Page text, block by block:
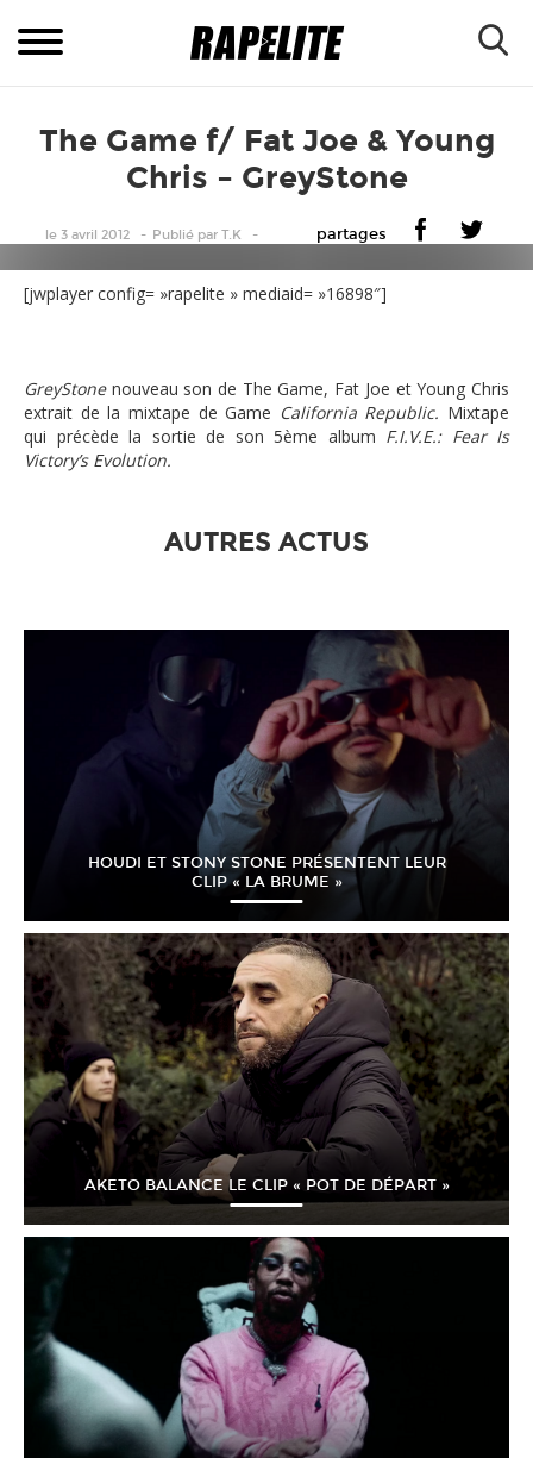
The Game f/ Fat Joe & Young
Chris – GreyStone
le 3 avril 2012 Publiépar T.K partages
[jwplayer config= »rapelite » mediaid= »16898″]
GreyStonenouveau son de The Game, Fat Joe et Young Chris
extrait de la mixtape de Game California Republic. Mixtape
qui précède la sortie de son 5ème album F.I.V.E.: Fear Is
Victory’s Evolution.
AUTRES ACTUS
HOUDI ET STONY STONE PRÉSENTENT LEUR
CLIP « LA BRUME »
AKETO BALANCE LE CLIP « POT DE DÉPART »